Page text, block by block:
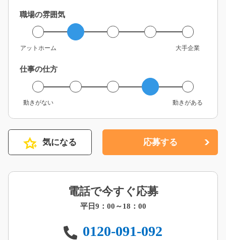
職場の雰囲気
アットホーム 大手企業
仕事の仕方
動きがない 動きがある
気になる 応募する
電話で今すぐ応募
平日9：00～18：00
0120-091-092